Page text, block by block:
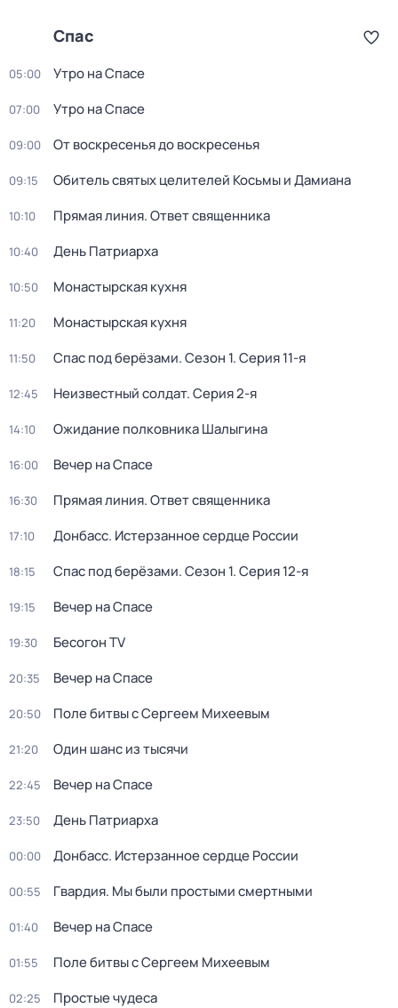
Спас
05:00 Утро на Спасе
07:00 Утро на Спасе
09:00 От воскресенья до воскресенья
09:15 Обитель святых целителей Косьмы и Дамиана
10:10 Прямая линия. Ответ священника
10:40 Дeнь Патриаpха
10:50 Монастырская кухня
11:20 Монастырская кухня
11:50 Спас под берёзами. Сезон 1. Серия 11-я
12:45 Неизвестный солдат. Серия 2-я
14:10 Ожидание полковника Шалыгина
16:00 Вечер на Спасе
16:30 Прямая линия. Ответ священника
17:10 Донбасс. Истерзанное сердце России
18:15 Спас под берёзами. Сезон 1. Серия 12-я
19:15 Вечер на Спасе
19:30 Бесогон TV
20:35 Вечер на Спасе
20:50 Поле битвы с Сергеем Михеевым
21:20 Один шанс из тысячи
22:45 Вечер на Спасе
23:50 Дeнь Патриаpха
00:00 Донбасс. Истерзанное сердце России
00:55 Гвардия. Мы были простыми смертными
01:40 Вечер на Спасе
01:55 Поле битвы с Сергеем Михеевым
02:25 Простые чудеса